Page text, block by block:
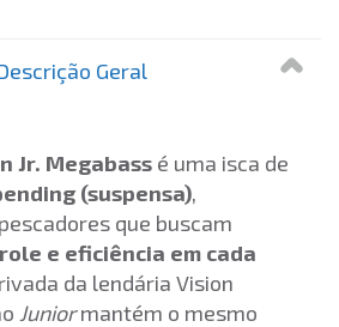
Geral
Jr. Megabass é uma isca de
(suspensa),
que buscam
e eficiência em cada
da lendária Vision
Juniormantém o mesmo